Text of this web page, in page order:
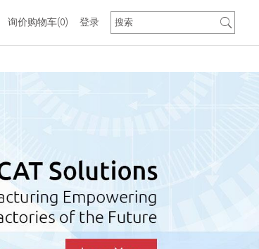
询价购物车(0) 登录